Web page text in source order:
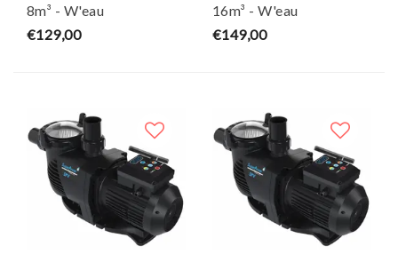
8m³ - W'eau
€129,00
16m³ - W'eau
€149,00